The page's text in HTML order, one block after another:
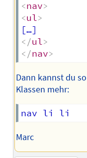
<nav>
<ul>
</ul>
</nav>
Dann kannst du
Klassen mehr:
Marc